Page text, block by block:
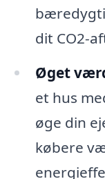
dit CO2-
Øget
et hus
øge din
købere